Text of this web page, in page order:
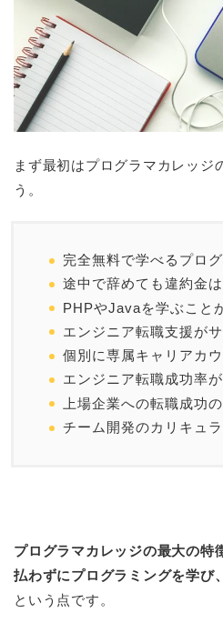
まず最初はプログラマカレッジ
う。
完全無料で学べるプロ
途中で辞めても違約金
PHPやJavaを学ぶこと
エンジニア転職支援が
個別に専属キャリアカ
エンジニア転職成功率
上場企業への転職成功
チーム開発のカリキュ
プログラマカレッジの最大の特
払わずにプログラミングを学び
という点です。